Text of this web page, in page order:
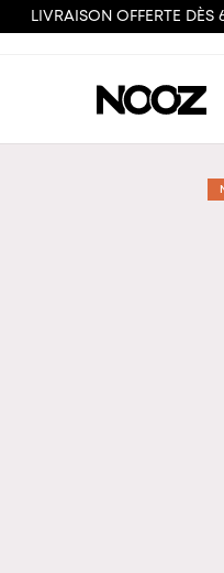
LIVRAISON OFFERTE DÈS